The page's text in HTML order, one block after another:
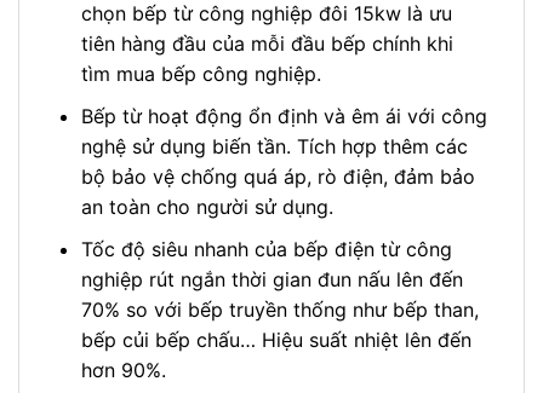
chọn bếp từ công nghiệp đôi 15kw là ưu
tiên hàng đầu của mỗi đầu bếp chính khi
tìm mua bếp công nghiệp.
Bếp từ hoạt động ổn định và êm ái với công
nghệ sử dụng biến tần. Tích hợp thêm các
bộ bảo vệ chống quá áp, rò điện, đảm bảo
an toàn cho người sử dụng.
Tốc độ siêu nhanh của bếp điện từ công
nghiệp rút ngắn thời gian đun nấu lên đến
70% so với bếp truyền thống như bếp than,
bếp củi bếp chấu… Hiệu suất nhiệt lên đến
hơn 90%.